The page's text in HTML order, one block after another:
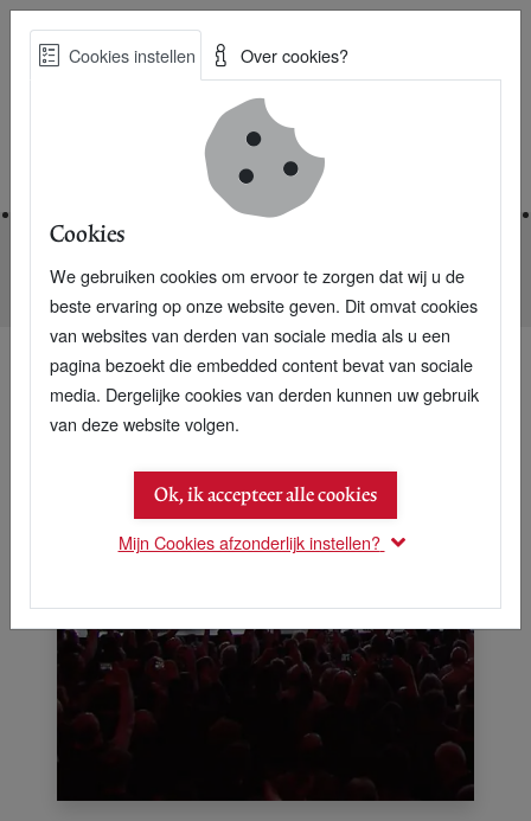
Skip
Best Practices voor een duurzame toekomst
Nieuwsarchief Tesla lanceert doorbraakmodel 3
Cookies instellen Over cookies?
Cookies
We gebruiken cookies om ervoor te zorgen dat wij u de
beste ervaring op onze website geven. Dit omvat cookies
van websites van derden van sociale media als u een
pagina bezoekt die embedded content bevat van sociale
media. Dergelijke cookies van derden kunnen uw gebruik
van deze website volgen.
Ok, ik accepteer alle cookies
Mijn Cookies afzonderlijk instellen?